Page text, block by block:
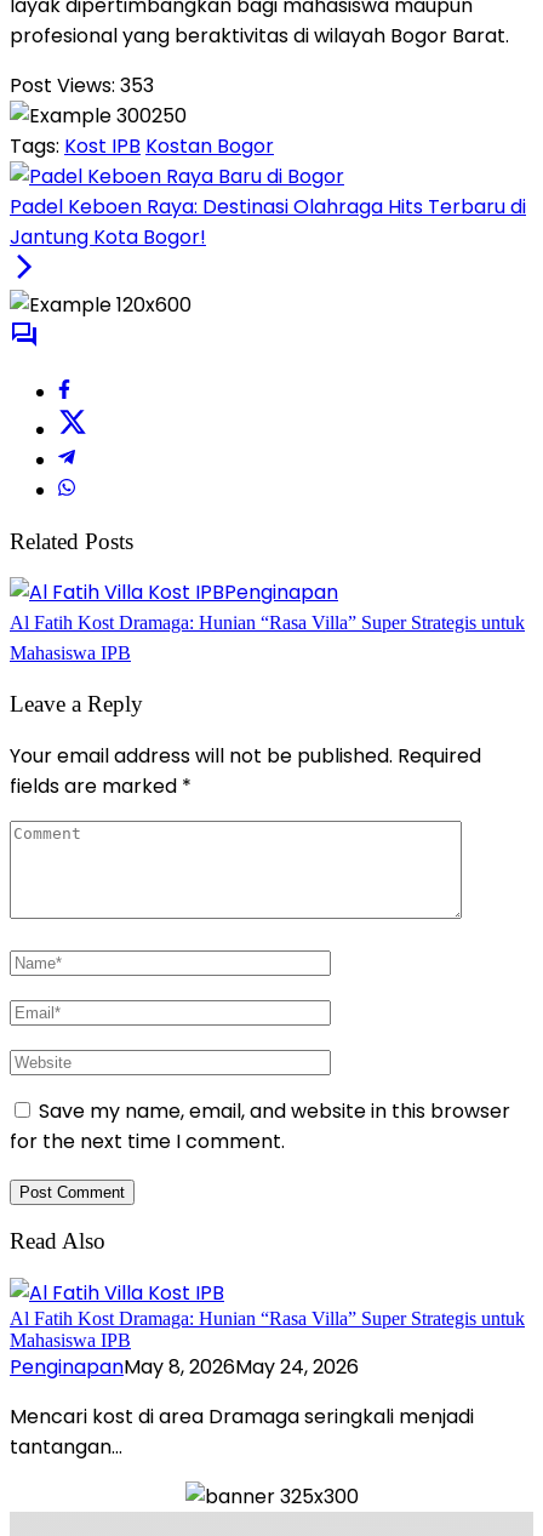
profesional yang beraktivitas di wilayah Bogor Barat.
Post Views: 353
Tags: Kost IPB Kostan Bogor
Padel Keboen Raya: Destinasi Olahraga Hits Terbaru di
Jantung Kota Bogor!
Related Posts
Penginapan
Al Fatih Kost Dramaga: Hunian “Rasa Villa” Super Strategis untuk
Mahasiswa IPB
Leave a Reply
Your email address will not be published. Required
fields are marked *
Save my name, email, and website in this browser
for the next time I comment.
Read Also
Al Fatih Kost Dramaga: Hunian “Rasa Villa” Super Strategis untuk
Mahasiswa IPB
PenginapanMay 8, 2026May 24, 2026
Mencari kost di area Dramaga seringkali menjadi
tantangan…